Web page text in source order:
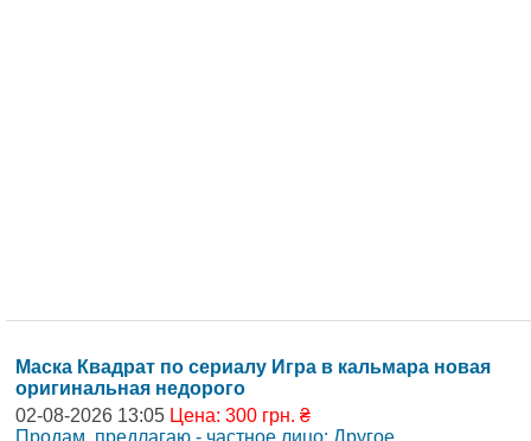
Маска Квадрат по сериалу Игра в кальмара новая
оригинальная недорого
02-08-2026 13:05 Цена: 300 грн. ₴
Продам, предлагаю - частное лицо: Другое